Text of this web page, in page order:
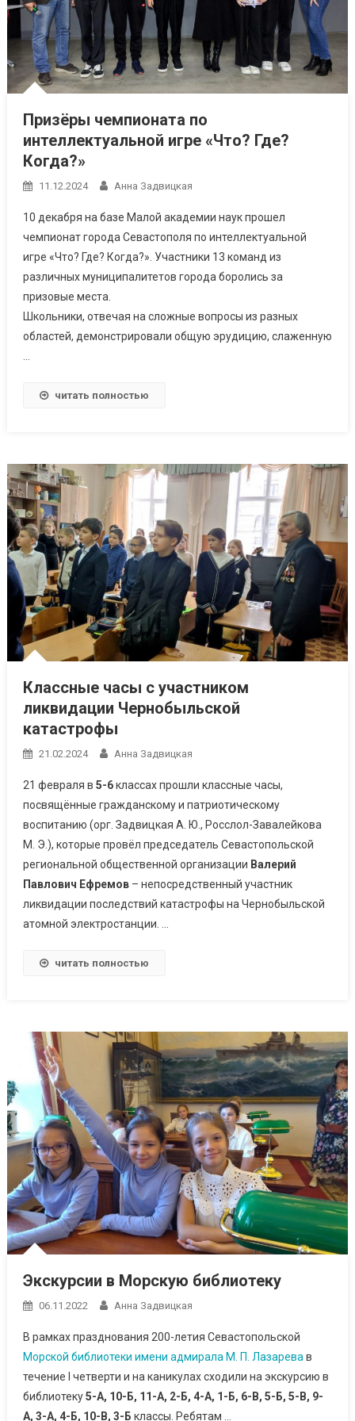
Призёры чемпионата по
интеллектуальной игре «Что? Где?
Когда?»
11.12.2024 Анна Задвицкая
10 декабря на базе Малой академии наук прошел
чемпионат города Севастополя по интеллектуальной
игре «Что? Где? Когда?». Участники 13 команд из
различных муниципалитетов города боролись за
призовые места.
Школьники, отвечая на сложные вопросы из разных
областей, демонстрировали общую эрудицию, слаженную
читать полностью
Классные часы с участником
ликвидации Чернобыльской
катастрофы
21.02.2024 Анна Задвицкая
21 февраля в 5-6классах прошли классные часы,
посвящённые гражданскому и патриотическому
воспитанию (орг. Задвицкая А. Ю., Росслол-Завалейкова
М. Э.), которые провёл председатель Севастопольской
региональной общественной организации Валерий
Павлович Ефремов– непосредственный участник
ликвидации последствий катастрофы на Чернобыльской
атомной электростанции. …
читать полностью
Экскурсии в Морскую библиотеку
06.11.2022 Анна Задвицкая
В рамках празднования 200-летия Севастопольской
Морской библиотеки имени адмирала М. П. Лазарева в
течение I четверти и на каникулах сходили на экскурсию в
библиотеку5-А, 10-Б, 11-А, 2-Б, 4-А, 1-Б, 6-В, 5-Б, 5-В, 9-
А, 3-А, 4-Б, 10-В, 3-Б классы. Ребятам …